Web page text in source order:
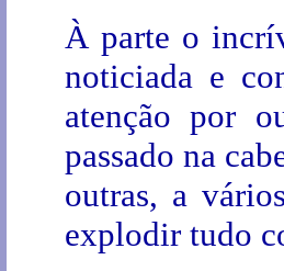
À parte o
noticiada e
atenção por
passado na
outras, a
explodir tudo